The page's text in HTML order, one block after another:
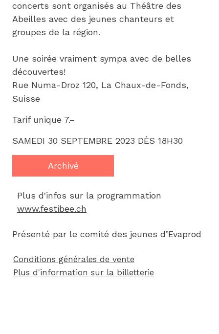
concerts sont organisés au Théâtre des
Abeilles avec des jeunes chanteurs et
groupes de la région.
Une soirée vraiment sympa avec de belles
découvertes!
SAMEDI 30 SEPTEMBRE 2023 DÈS 18H30
Tarif unique 7.–
Rue Numa-Droz 120, La Chaux-de-Fonds,
Suisse
Archivé
Présenté par le comité des jeunes d’Evaprod
Plus d'infos sur la programmation
www.festibee.ch
Conditions générales de vente
Plus d'information sur la billetterie